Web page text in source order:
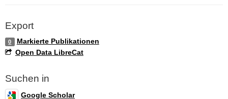
Export
0
Markierte Publikationen
Open Data LibreCat
Suchen in
Google Scholar